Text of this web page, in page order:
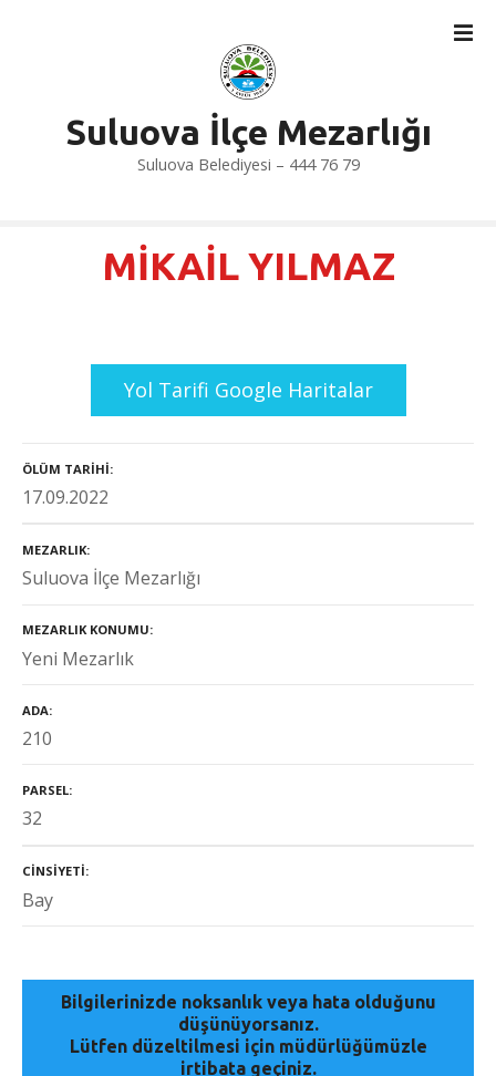
Suluova İlçe Mezarlığı
Suluova Belediyesi – 444 76 79
MİKAİL YILMAZ
Yol Tarifi Google Haritalar
ÖLÜM TARIHI
17.09.2022
MEZARLIK
Suluova İlçe Mezarlığı
MEZARLIK KONUMU
Yeni Mezarlık
ADA
210
PARSEL
32
CINSIYETI
Bay
Bilgilerinizde noksanlık veya hata olduğunu
düşünüyorsanız.
Lütfen düzeltilmesi için müdürlüğümüzle
irtibata geçiniz.